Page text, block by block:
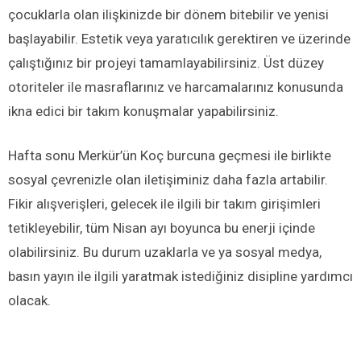
çocuklarla olan ilişkinizde bir dönem bitebilir ve yenisi
başlayabilir. Estetik veya yaratıcılık gerektiren ve üzerinde
çalıştığınız bir projeyi tamamlayabilirsiniz. Üst düzey
otoriteler ile masraflarınız ve harcamalarınız konusunda
ikna edici bir takım konuşmalar yapabilirsiniz.
Hafta sonu Merkür’ün Koç burcuna geçmesi ile birlikte
sosyal çevrenizle olan iletişiminiz daha fazla artabilir.
Fikir alışverişleri, gelecek ile ilgili bir takım girişimleri
tetikleyebilir, tüm Nisan ayı boyunca bu enerji içinde
olabilirsiniz. Bu durum uzaklarla ve ya sosyal medya,
basın yayın ile ilgili yaratmak istediğiniz disipline yardımcı
olacak.